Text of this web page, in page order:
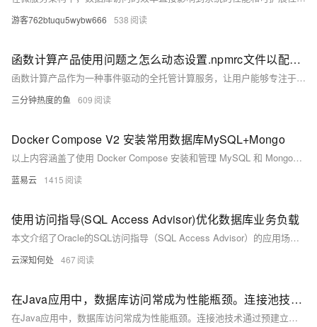
游客762btuqu5wybw666 538
函数计算产品使用问题之怎么动态设置.npmrc文件以配置私有仓库访问
函数计算产品作为一种事件驱动的全托管计算服务，让用户能够专注于业务逻辑的编写，而无需关心底层服务器的管理与运维。你可以有效地利用函数计算产品来支撑各类应用场景，从简单的数据处理到复杂的业务逻辑，实现快速、高效、低成本的云上部署与运维。以下是一些关于使用函数计算产品的合集和要点，帮助你更好地理解和应用这一服务。
三分钟热度的鱼 609
Docker Compose V2 安装常用数据库MySQL+Mongo
以上内容涵盖了使用 Docker Compose 安装和管理 MySQL 和 MongoDB 的详细步骤，希望对您有所帮助。
蓝易云 1415
使用访问指导(SQL Access Advisor)优化数据库业务负载
本文介绍了Oracle的SQL访问指导（SQL Access Advisor）的应用场景及其使用方法。访问指导通过分析给定的工作负载，提供索引、物化视图和分区等方面的优化建议，帮助DBA提升数据库性能。具体步骤包括创建访问指导任务、创建工作负载、连接工作负载至访问指导、设置任务参数、运行访问指导、查看和应用优化建议。访问指导不仅针对单条SQL语句，还能综合考虑多条SQL语句的优化效果，为DBA提供全面的决策支持。
云深知何处 467
在Java应用中，数据库访问常成为性能瓶颈。连接池技术通过预建立并复用数据库连接，有效减少连接开销，提升访问效率
在Java应用中，数据库访问常成为性能瓶颈。连接池技术通过预建立并复用数据库连接，有效减少连接开销，提升访问效率。本文介绍了连接池的工作原理、优势及实现方法，并提供了HikariCP的示例代码。